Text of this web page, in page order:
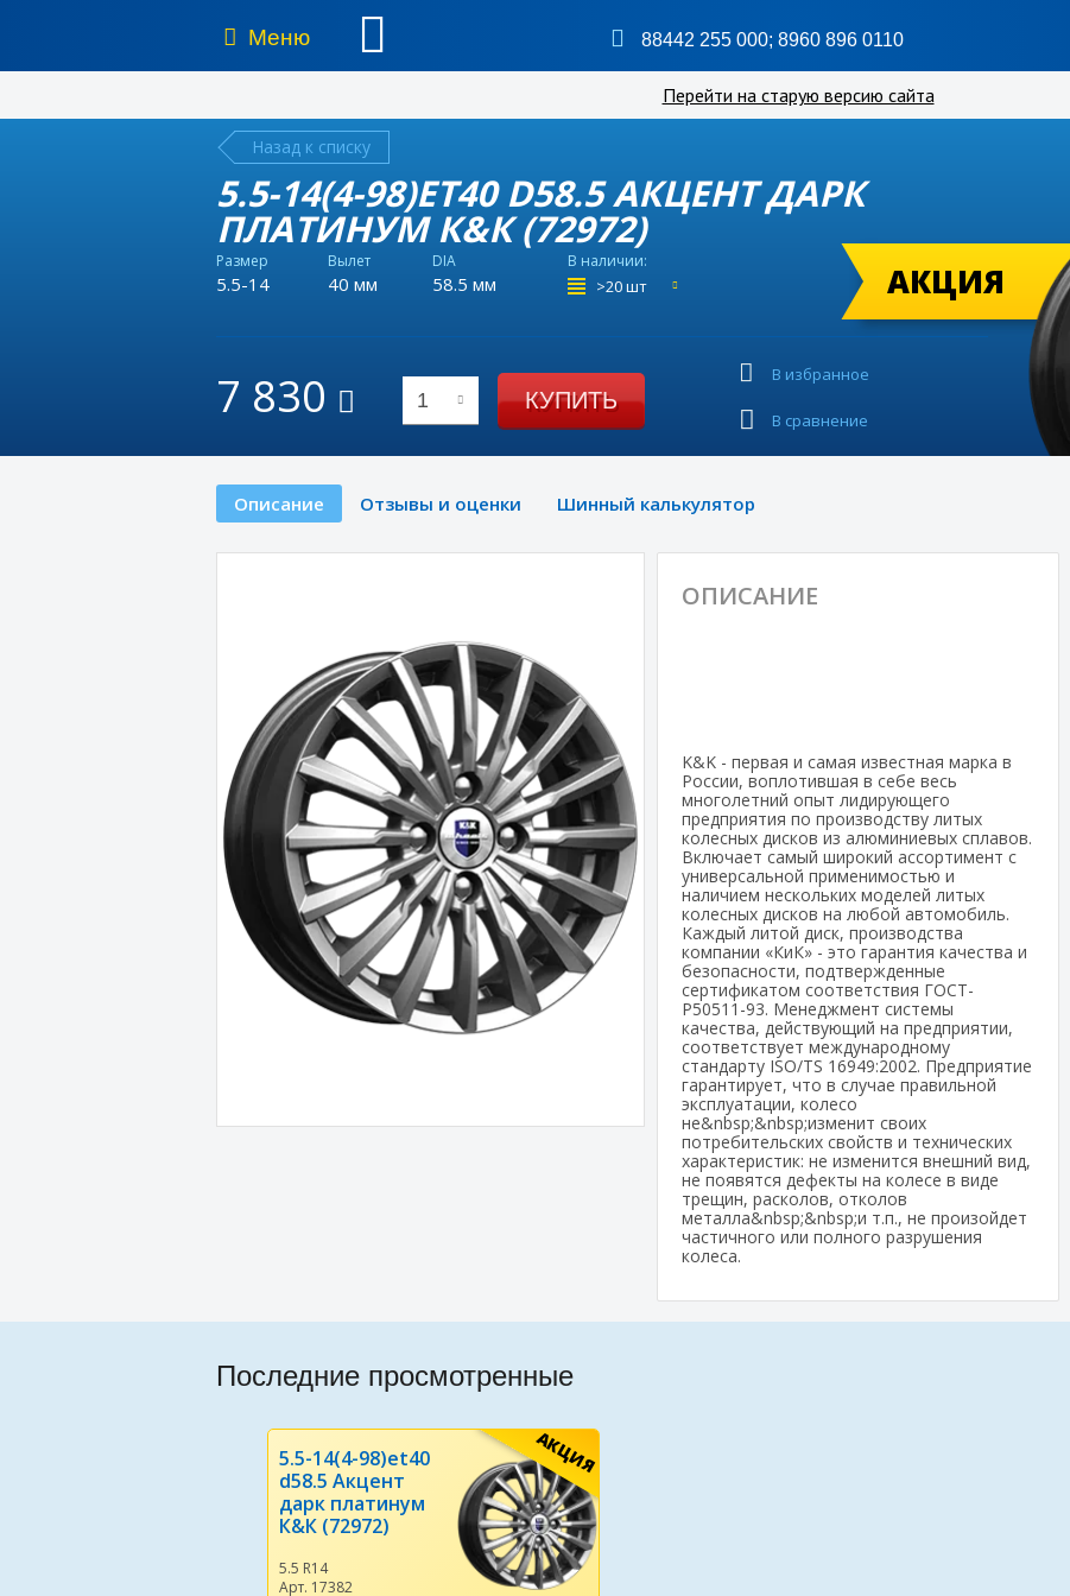
Меню 88442 255 000; 8960 896 0110
Перейти на старую версию сайта
Назад к списку
5.5-14(4-98)ET40 D58.5 АКЦЕНТ ДАРК
ПЛАТИНУМ К&К (72972)
Размер
5.5-14
Вылет
40 мм
DIA
58.5 мм
В наличии:
>20 шт АКЦИЯ
7 830 1 КУПИТЬ
В избранное
В сравнение
Описание Отзывы и оценки Шинный калькулятор
ОПИСАНИЕ
K&K - первая и самая известная марка в
России, воплотившая в себе весь
многолетний опыт лидирующего
предприятия по производству литых
колесных дисков из алюминиевых сплавов.
Включает самый широкий ассортимент с
универсальной применимостью и
наличием нескольких моделей литых
колесных дисков на любой автомобиль.
Каждый литой диск, производства
компании «КиК» - это гарантия качества и
безопасности, подтвержденные
сертификатом соответствия ГОСТ-
Р50511-93. Менеджмент системы
качества, действующий на предприятии,
соответствует международному
стандарту ISO/TS 16949:2002. Предприятие
гарантирует, что в случае правильной
эксплуатации, колесо
не&nbsp;&nbsp;изменит своих
потребительских свойств и технических
характеристик: не изменится внешний вид,
не появятся дефекты на колесе в виде
трещин, расколов, отколов
металла&nbsp;&nbsp;и т.п., не произойдет
частичного или полного разрушения
колеса.
Последние просмотренные
АКЦИЯ
5.5-14(4-98)et40
d58.5 Акцент
дарк платинум
К&К (72972)
5.5 R14
Арт. 17382